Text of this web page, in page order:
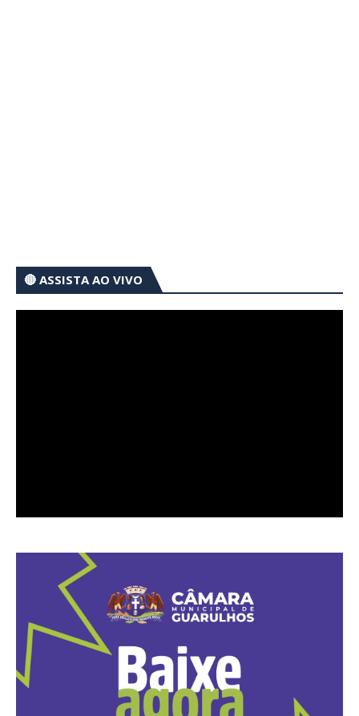
🔴 ASSISTA AO VIVO